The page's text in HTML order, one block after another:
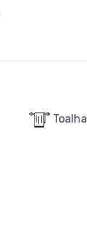
Toalha